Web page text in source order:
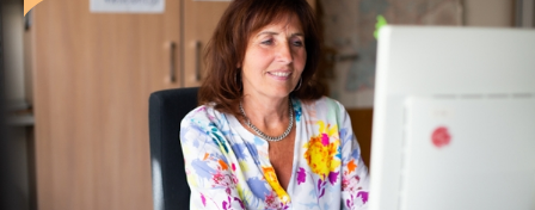
Sozialdienste & Zuweisende
Erweiterte Suche
Gebärdensprache